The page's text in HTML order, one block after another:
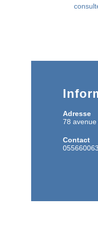
Adresse
78
Contact